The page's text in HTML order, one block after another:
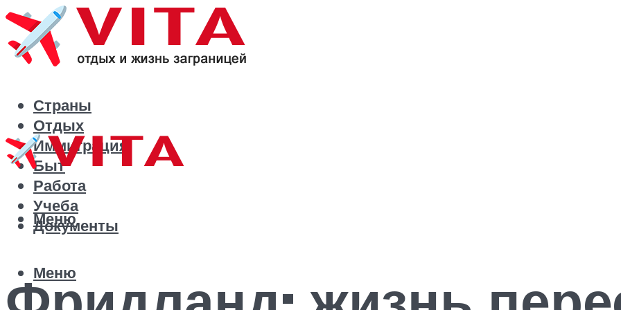
Страны
Отдых
Иммиграция
Быт
Работа
Учеба
Документы
Меню
Меню